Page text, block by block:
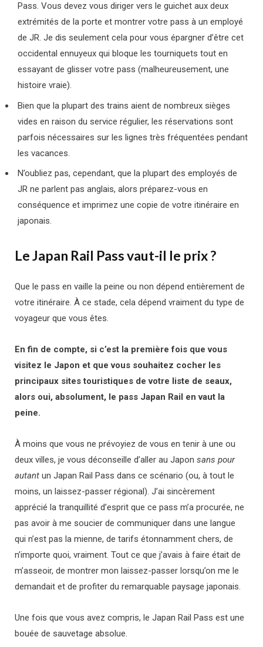
Pass. Vous devez vous diriger vers le guichet aux deux
extrémités de la porte et montrer votre pass à un employé
de JR. Je dis seulement cela pour vous épargner d’être cet
occidental ennuyeux qui bloque les tourniquets tout en
essayant de glisser votre pass (malheureusement, une
histoire vraie).
Bien que la plupart des trains aient de nombreux sièges
vides en raison du service régulier, les réservations sont
parfois nécessaires sur les lignes très fréquentées pendant
les vacances.
N’oubliez pas, cependant, que la plupart des employés de
JR ne parlent pas anglais, alors préparez-vous en
conséquence et imprimez une copie de votre itinéraire en
japonais.
Le Japan Rail Pass vaut-il le prix ?
Que le pass en vaille la peine ou non dépend entièrement de
votre itinéraire. À ce stade, cela dépend vraiment du type de
voyageur que vous êtes.
En fin de compte, si c’est la première fois que vous
visitez le Japon et que vous souhaitez cocher les
principaux sites touristiques de votre liste de seaux,
alors oui, absolument, le pass Japan Rail en vaut la
peine.
À moins que vous ne prévoyiez de vous en tenir à une ou
deux villes, je vous déconseille d’aller au Japon sans pour
autant un Japan Rail Pass dans ce scénario (ou, à tout le
moins, un laissez-passer régional). J’ai sincèrement
apprécié la tranquillité d’esprit que ce pass m’a procurée, ne
pas avoir à me soucier de communiquer dans une langue
qui n’est pas la mienne, de tarifs étonnamment chers, de
n’importe quoi, vraiment. Tout ce que j’avais à faire était de
m’asseoir, de montrer mon laissez-passer lorsqu’on me le
demandait et de profiter du remarquable paysage japonais.
Une fois que vous avez compris, le Japan Rail Pass est une
bouée de sauvetage absolue.